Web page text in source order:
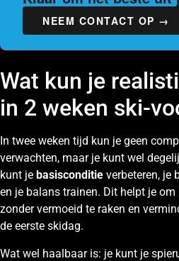
NEEM CONTACT OP →
Wat kun je
in 2 weken ski-
In twee weken tijd kun je geen
verwachten, maar je kunt wel
kunt je basisconditie verbeteren, je
en je balans trainen. Dit helpt je
zonder vermoeid te raken en
de eerste skidag.
Wat wel haalbaar is: je kunt je